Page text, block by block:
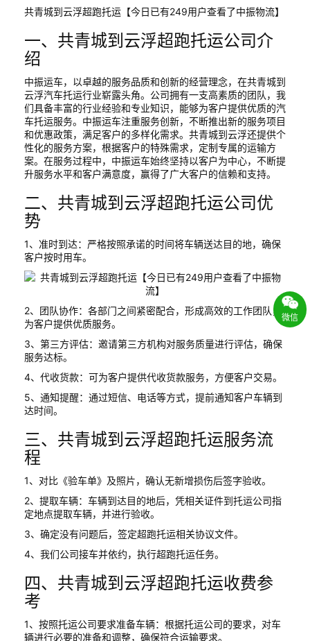
共青城到云浮超跑托运【今日已有249用户查看了中振物流】
一、共青城到云浮超跑托运公司介
绍
中振运车，以卓越的服务品质和创新的经营理念，在共青城到
云浮汽车托运行业崭露头角。公司拥有一支高素质的团队，我
们具备丰富的行业经验和专业知识，能够为客户提供优质的汽
车托运服务。中振运车注重服务创新，不断推出新的服务项目
和优惠政策，满足客户的多样化需求。共青城到云浮还提供个
性化的服务方案，根据客户的特殊需求，定制专属的运输方
案。在服务过程中，中振运车始终坚持以客户为中心，不断提
升服务水平和客户满意度，赢得了广大客户的信赖和支持。
二、共青城到云浮超跑托运公司优
势
1、准时到达：严格按照承诺的时间将车辆送达目的地，确保
客户按时用车。
2、团队协作：各部门之间紧密配合，形成高效的工作团队，
为客户提供优质服务。
3、第三方评估：邀请第三方机构对服务质量进行评估，确保
服务达标。
4、代收货款：可为客户提供代收货款服务，方便客户交易。
5、通知提醒：通过短信、电话等方式，提前通知客户车辆到
达时间。
三、共青城到云浮超跑托运服务流
程
1、对比《验车单》及照片，确认无新增损伤后签字验收。
2、提取车辆：车辆到达目的地后，凭相关证件到托运公司指
定地点提取车辆，并进行验收。
3、确定没有问题后，签定超跑托运相关协议文件。
4、我们公司接车并依约，执行超跑托运任务。
四、共青城到云浮超跑托运收费参
考
1、按照托运公司要求准备车辆：根据托运公司的要求，对车
辆进行必要的准备和调整，确保符合运输要求。
微信